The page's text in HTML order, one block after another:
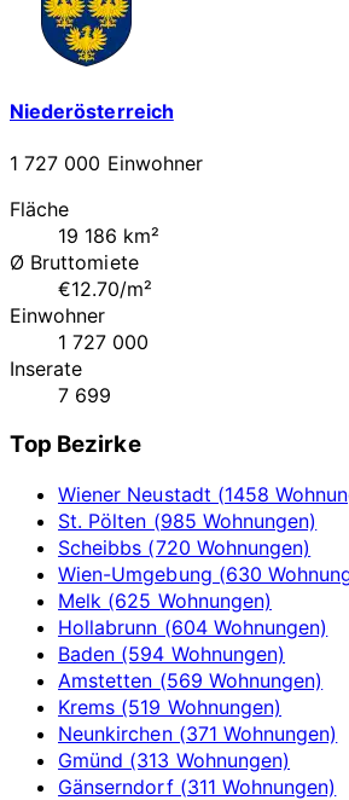
Niederösterreich
1 727 000 Einwohner
Fläche
19 186 km²
Ø Bruttomiete
€12.70/m²
Einwohner
1 727 000
Inserate
7 699
Top Bezirke
Wiener Neustadt (1458
St. Pölten (985 Wohnungen)
Scheibbs (720 Wohnungen)
Wien-Umgebung (630
Melk (625 Wohnungen)
Hollabrunn (604 Wohnungen)
Baden (594 Wohnungen)
Amstetten (569 Wohnungen)
Krems (519 Wohnungen)
Neunkirchen (371 Wohnungen)
Gmünd (313 Wohnungen)
Gänserndorf (311 Wohnungen)